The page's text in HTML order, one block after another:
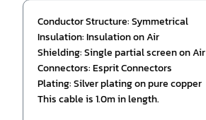
Conductor Structure: Symmetrical
Insulation: Insulation on Air
Shielding: Single partial screen on Air
Connectors: Esprit Connectors
Plating: Silver plating on pure copper
This cable is 1.0m in length.